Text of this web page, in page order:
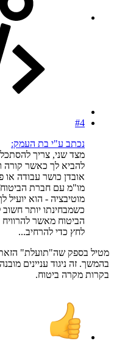
#4
נכתב ע"י בת העמק:
מצד שני, צריך
להביא לך כאשר קורה
אובדן כושר עבודה או
מו"מ עם חברת
מוטיבציה - הוא יועיל
כשמבחינתו יותר
הביטוח מאשר
לחץ כדי להרחיב...
מטיל בספק שה"תועלת"
בהמשך. זה ניגוד עניינים
בקרות מקרה ביטוח.